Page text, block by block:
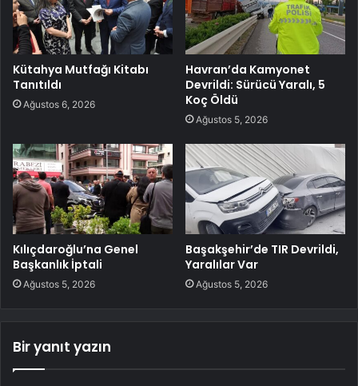
Kütahya Mutfağı Kitabı
Tanıtıldı
Ağustos 6, 2026
Havran’da Kamyonet
Devrildi: Sürücü Yaralı, 5
Koç Öldü
Ağustos 5, 2026
Kılıçdaroğlu’na Genel
Başkanlık İptali
Ağustos 5, 2026
Başakşehir’de TIR Devrildi,
Yaralılar Var
Ağustos 5, 2026
Bir yanıt yazın